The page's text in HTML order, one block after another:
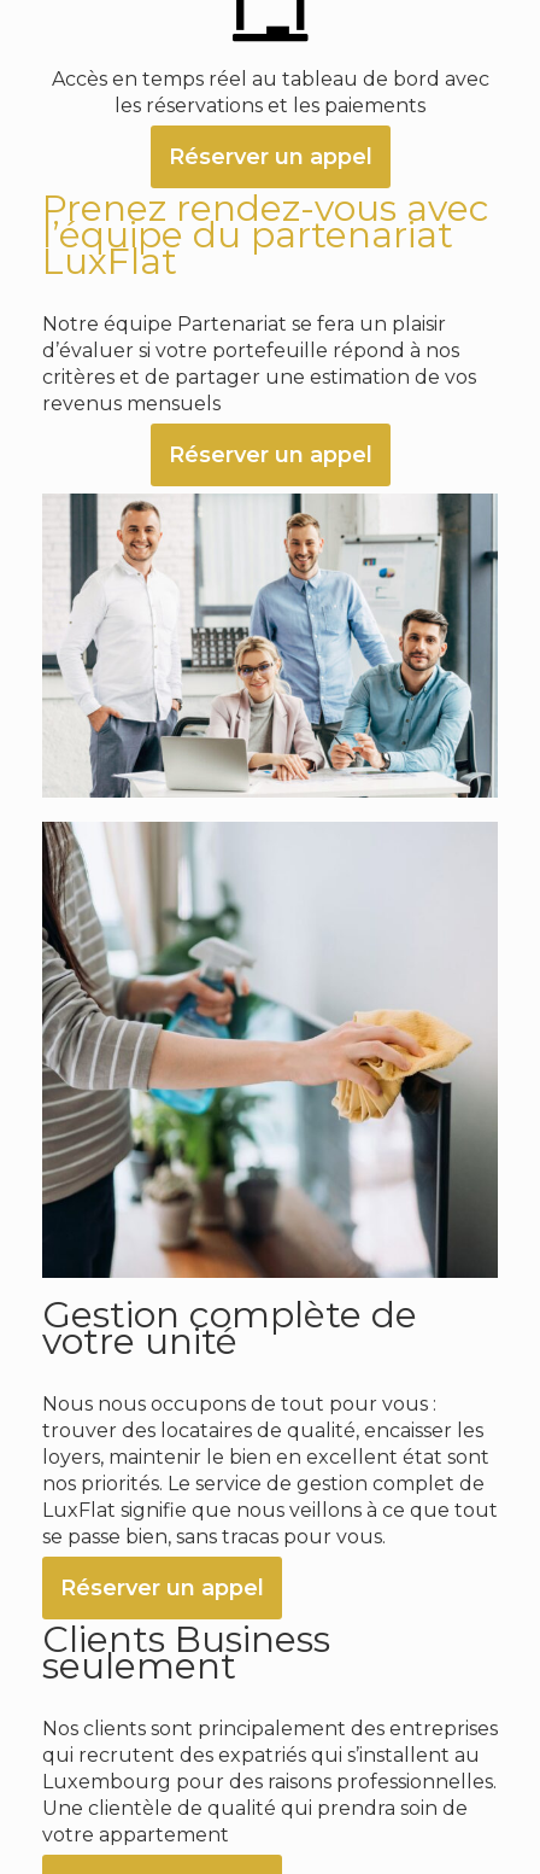
Accès en temps réel au tableau de bord avec
les réservations et les paiements
Réserver un appel
Prenez rendez-vous avec
l’équipe du partenariat
LuxFlat
Notre équipe Partenariat se fera un plaisir
d’évaluer si votre portefeuille répond à nos
critères et de partager une estimation de vos
revenus mensuels
Réserver un appel
Gestion complète de
votre unité
Nous nous occupons de tout pour vous :
trouver des locataires de qualité, encaisser les
loyers, maintenir le bien en excellent état sont
nos priorités. Le service de gestion complet de
LuxFlat signifie que nous veillons à ce que tout
se passe bien, sans tracas pour vous.
Réserver un appel
Clients Business
seulement
Nos clients sont principalement des entreprises
qui recrutent des expatriés qui s’installent au
Luxembourg pour des raisons professionnelles.
Une clientèle de qualité qui prendra soin de
votre appartement